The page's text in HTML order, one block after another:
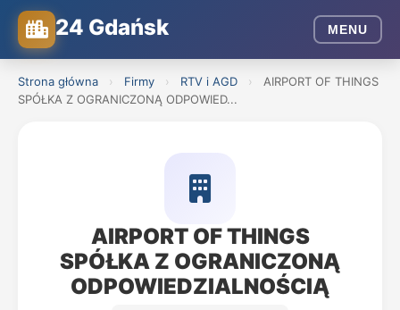
24 Gdańsk MENU
Strona główna › Firmy › RTV i AGD ›
AIRPORT OF THINGS
SPÓŁKA Z OGRANICZONĄ ODPOWIED...
AIRPORT OF THINGS
SPÓŁKA Z OGRANICZONĄ
ODPOWIEDZIALNOŚCIĄ